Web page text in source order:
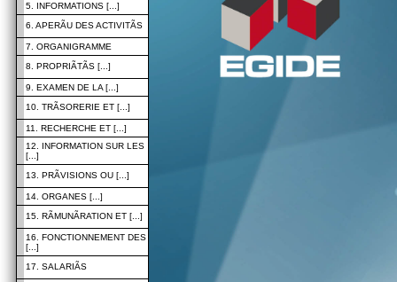
5. INFORMATIONS [...]
6. APERÃU DES ACTIVITÃS
7. ORGANIGRAMME
8. PROPRIÃTÃS [...]
9. EXAMEN DE LA [...]
10. TRÃSORERIE ET [...]
11. RECHERCHE ET [...]
12. INFORMATION SUR LES
[...]
13. PRÃVISIONS OU [...]
14. ORGANES [...]
15. RÃMUNÃRATION ET [...]
16. FONCTIONNEMENT DES
[...]
17. SALARIÃS